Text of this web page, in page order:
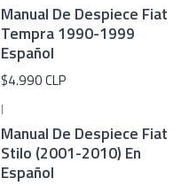
Manual De Despiece Fiat
Tempra 1990-1999
Español
$4.990 CLP
|
Manual De Despiece Fiat
Stilo (2001-2010) En
Español